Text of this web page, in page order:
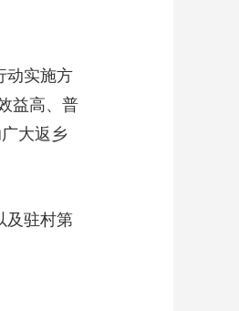
动实施方
益高、普
大返乡
及驻村第